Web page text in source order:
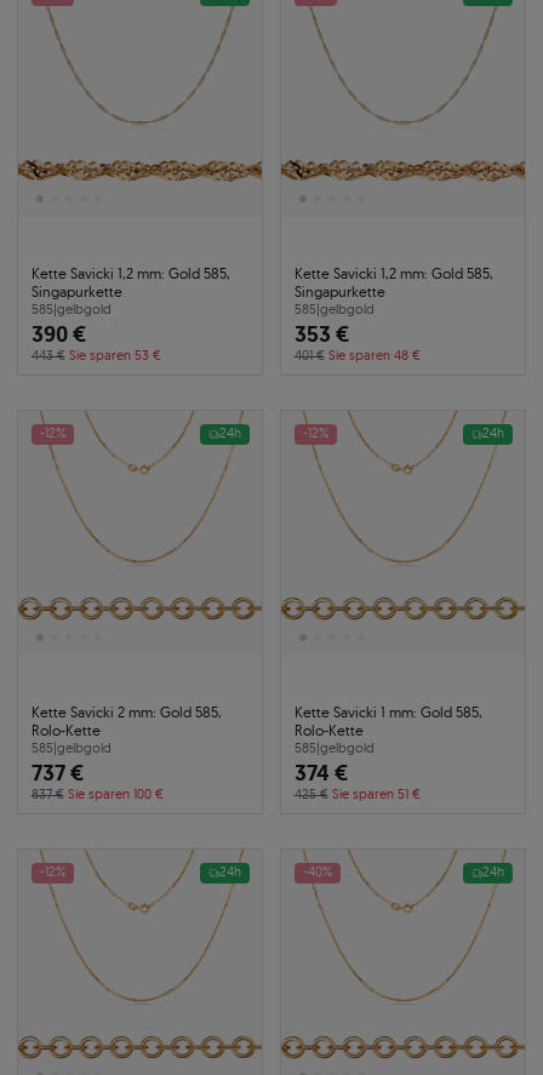
Kette Savicki 1,2 mm: Gold 585,
Singapurkette
585|gelbgold
390 €
443 € Sie sparen 53 €
Kette Savicki 1,2 mm: Gold 585,
Singapurkette
585|gelbgold
353 €
401 € Sie sparen 48 €
-12% 24h
Kette Savicki 2 mm: Gold 585,
Rolo-Kette
585|gelbgold
737 €
837 € Sie sparen 100 €
-12% 24h
Kette Savicki 1 mm: Gold 585,
Rolo-Kette
585|gelbgold
374 €
425 € Sie sparen 51 €
-12% 24h -40% 24h